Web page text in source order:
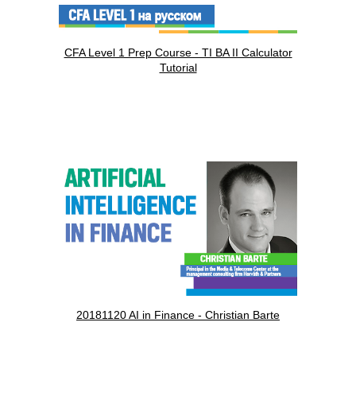
CFA Level 1 Prep Course - TI BA II Calculator
Tutorial
20181120 AI in Finance - Christian Barte